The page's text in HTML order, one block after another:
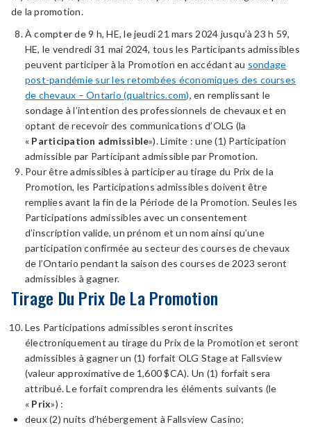
de la promotion.
À compter de 9 h, HE, le jeudi 21 mars 2024 jusqu’à 23 h 59,
HE, le vendredi 31 mai 2024, tous les Participants admissibles
peuvent participer à la Promotion en accédant au sondage
post-pandémie sur les retombées économiques des courses
de chevaux – Ontario (qualtrics.com), en remplissant le
sondage à l’intention des professionnels de chevaux et en
optant de recevoir des communications d’OLG (la
« Participation admissible»). Limite : une (1) Participation
admissible par Participant admissible par Promotion.
Pour être admissibles à participer au tirage du Prix de la
Promotion, les Participations admissibles doivent être
remplies avant la fin de la Période de la Promotion. Seules les
Participations admissibles avec un consentement
d’inscription valide, un prénom et un nom ainsi qu’une
participation confirmée au secteur des courses de chevaux
de l’Ontario pendant la saison des courses de 2023 seront
admissibles à gagner.
Tirage Du Prix De La Promotion
Les Participations admissibles seront inscrites
électroniquement au tirage du Prix de la Promotion et seront
admissibles à gagner un (1) forfait OLG Stage at Fallsview
(valeur approximative de 1,600 $CA). Un (1) forfait sera
attribué. Le forfait comprendra les éléments suivants (le
« Prix») :
deux (2) nuits d’hébergement à Fallsview Casino;